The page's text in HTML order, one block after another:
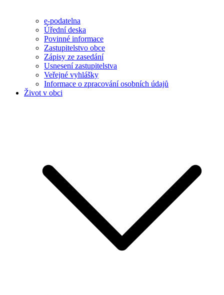
e-podatelna
Úřední deska
Povinné informace
Zastupitelstvo obce
Zápisy ze zasedání
Usnesení zastupitelstva
Veřejné vyhlášky
Informace o zpracování osobních údajů
Život v obci